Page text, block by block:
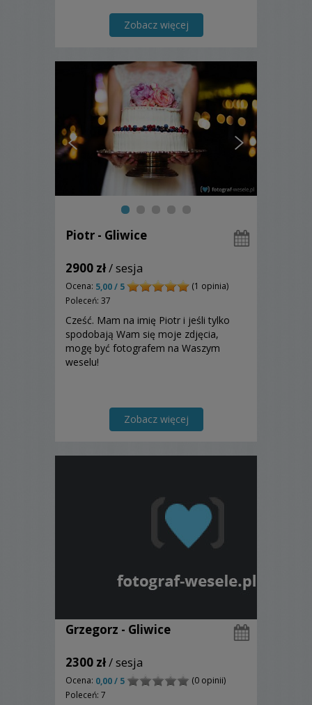
Zobacz więcej
Piotr - Gliwice
2900 zł/ sesja
Ocena: 5,00 / 5
(1 opinia)
Poleceń: 37
Cześć. Mam na imię Piotr i jeśli tylko
spodobają Wam się moje zdjęcia,
mogę być fotografem na Waszym
weselu!
Zobacz więcej
Grzegorz - Gliwice
2300 zł/ sesja
Ocena: 0,00 / 5
(0 opinii)
Poleceń: 7